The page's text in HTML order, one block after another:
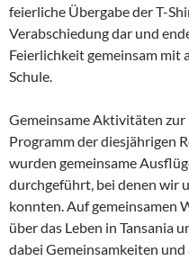
feierliche Übergabe der T-
Verabschiedung dar und
Feierlichkeit gemeinsam mit
Schule.
Gemeinsame Aktivitäten zur
Programm der diesjährigen
wurden gemeinsame
durchgeführt, bei denen wir
konnten. Auf gemeinsamen
über das Leben in Tansania
dabei Gemeinsamkeiten